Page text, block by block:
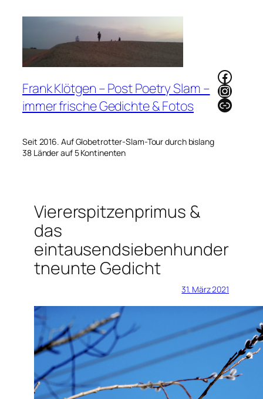
Frank Klötgen – Post Poetry Slam –
immer frische Gedichte & Fotos
Seit 2016. Auf Globetrotter-Slam-Tour durch bislang
38 Länder auf 5 Kontinenten
Link
Viererspitzenprimus &
das
eintausendsiebenhunder
tneunte Gedicht
31. März 2021